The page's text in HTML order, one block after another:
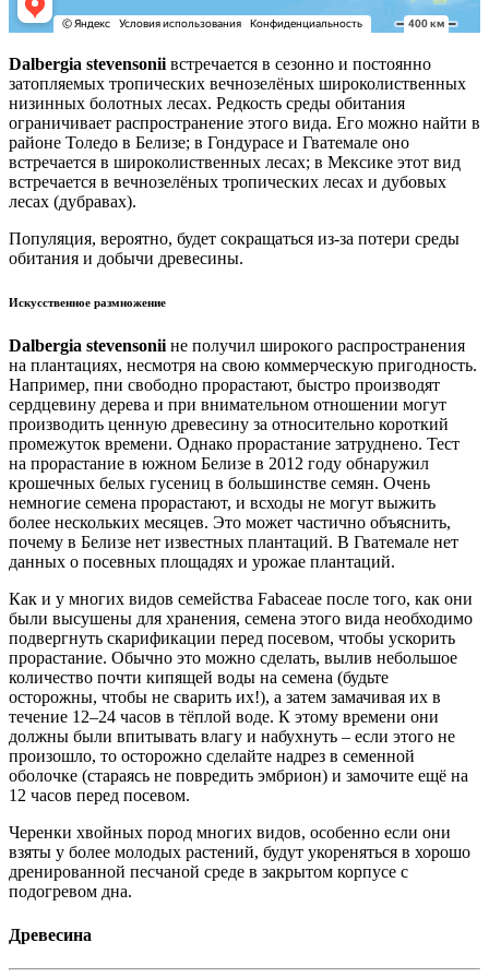
Dalbergia stevensonii встречается в сезонно и постоянно
затопляемых тропических вечнозелёных широколиственных
низинных болотных лесах. Редкость среды обитания
ограничивает распространение этого вида. Его можно найти в
районе Толедо в Белизе; в Гондурасе и Гватемале оно
встречается в широколиственных лесах; в Мексике этот вид
встречается в вечнозелёных тропических лесах и дубовых
лесах (дубравах).
Популяция, вероятно, будет сокращаться из-за потери среды
обитания и добычи древесины.
Искусственное размножение
Dalbergia stevensonii не получил широкого распространения
на плантациях, несмотря на свою коммерческую пригодность.
Например, пни свободно прорастают, быстро производят
сердцевину дерева и при внимательном отношении могут
производить ценную древесину за относительно короткий
промежуток времени. Однако прорастание затруднено. Тест
на прорастание в южном Белизе в 2012 году обнаружил
крошечных белых гусениц в большинстве семян. Очень
немногие семена прорастают, и всходы не могут выжить
более нескольких месяцев. Это может частично объяснить,
почему в Белизе нет известных плантаций. В Гватемале нет
данных о посевных площадях и урожае плантаций.
Как и у многих видов семейства Fabaceae после того, как они
были высушены для хранения, семена этого вида необходимо
подвергнуть скарификации перед посевом, чтобы ускорить
прорастание. Обычно это можно сделать, вылив небольшое
количество почти кипящей воды на семена (будьте
осторожны, чтобы не сварить их!), а затем замачивая их в
течение 12–24 часов в тёплой воде. К этому времени они
должны были впитывать влагу и набухнуть – если этого не
произошло, то осторожно сделайте надрез в семенной
оболочке (стараясь не повредить эмбрион) и замочите ещё на
12 часов перед посевом.
Черенки хвойных пород многих видов, особенно если они
взяты у более молодых растений, будут укореняться в хорошо
дренированной песчаной среде в закрытом корпусе с
подогревом дна.
Древесина